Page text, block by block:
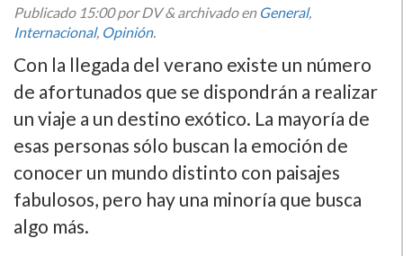
Publicado 15:00por DV&archivado en General,
Internacional, Opinión.
Con la llegada del verano existe un número
de afortunados que se dispondrán a realizar
un viaje a un destino exótico. La mayorí­a de
esas personas sólo buscan la emoción de
conocer un mundo distinto con paisajes
fabulosos, pero hay una minorí­a que busca
algo más.